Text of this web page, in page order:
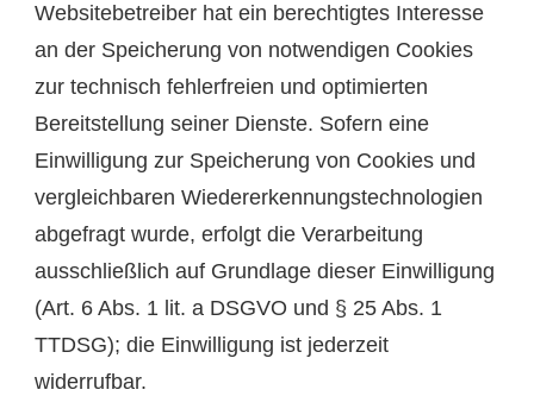
Websitebetreiber hat ein berechtigtes Interesse
an der Speicherung von notwendigen Cookies
zur technisch fehlerfreien und optimierten
Bereitstellung seiner Dienste. Sofern eine
Einwilligung zur Speicherung von Cookies und
vergleichbaren Wiedererkennungstechnologien
abgefragt wurde, erfolgt die Verarbeitung
ausschließlich auf Grundlage dieser Einwilligung
(Art. 6 Abs. 1 lit. a DSGVO und § 25 Abs. 1
TTDSG); die Einwilligung ist jederzeit
widerrufbar.